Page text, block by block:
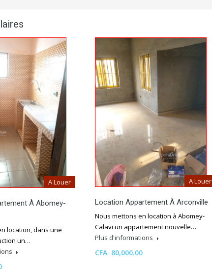
A Louer
À Abomey-
location, dans une
un…
A Louer
Location Appartement À Arconville
Nous mettons en location à Abomey-
Calavi un appartement nouvelle…
Plus d'informations
CFA 80,000.00